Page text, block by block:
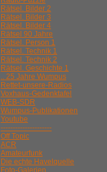
Rätsel. Bilder 2
Rätsel. Bilder 3
Rätsel. Bilder 4
Rätsel 90 Jahre
Rätsel. Person 1
Rätsel. Technik 1
Rätsel. Technik 2
Rätsel. Geschichte 1
.. 25 Jahre Wumpus
Rettet-unsere-Radios
Voxhaus-Gedenktafel
WEB-SDR
Wumpus-Publikationen
Youtube
---------------------
Off Topic
ACR
Amateurfunk
Die echte Havelquelle
Foto-Galerien